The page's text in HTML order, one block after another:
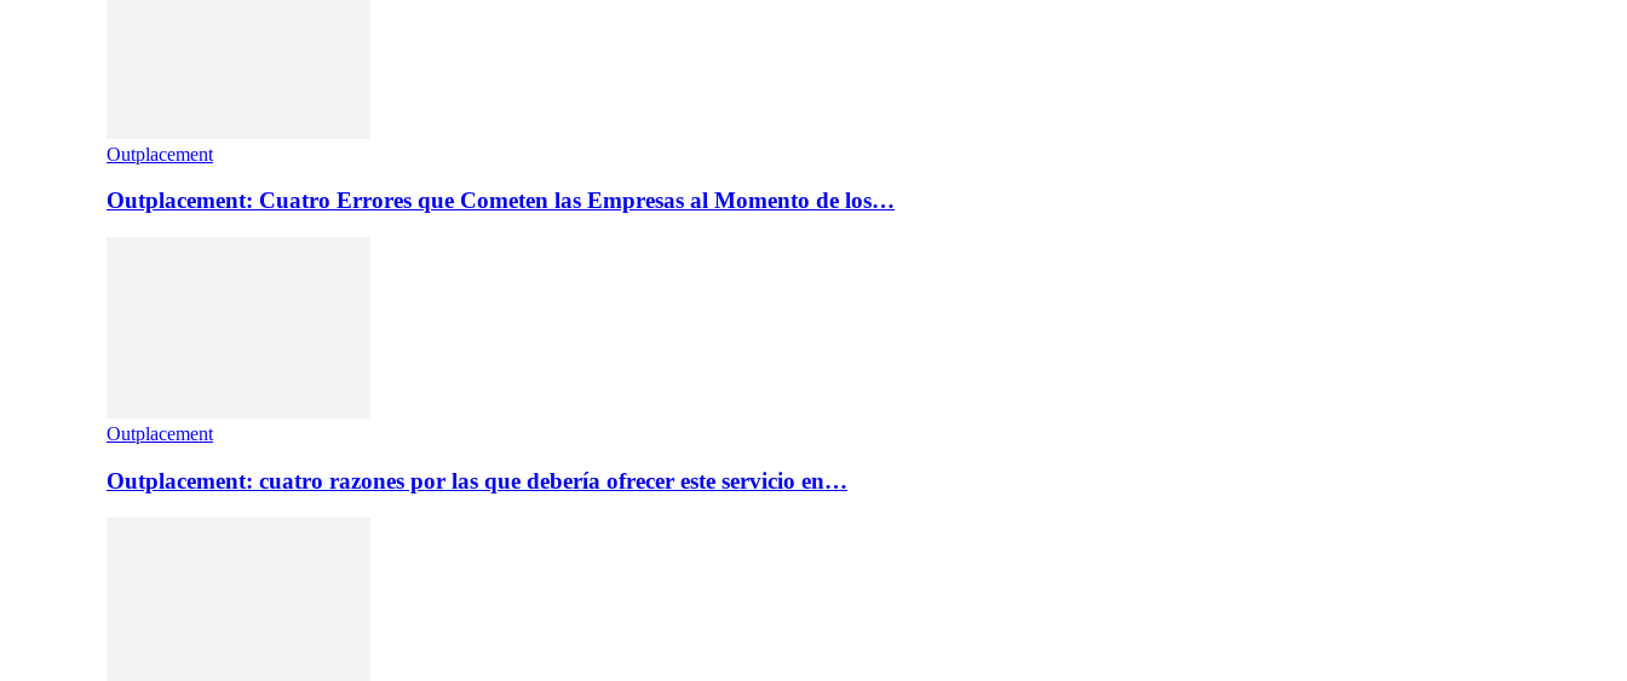
Outplacement
Outplacement: Cuatro Errores que Cometen las Empresas al Momento de los…
Outplacement
Outplacement: cuatro razones por las que debería ofrecer este servicio en…